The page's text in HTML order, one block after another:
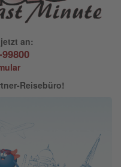
an:
Reisebüro!